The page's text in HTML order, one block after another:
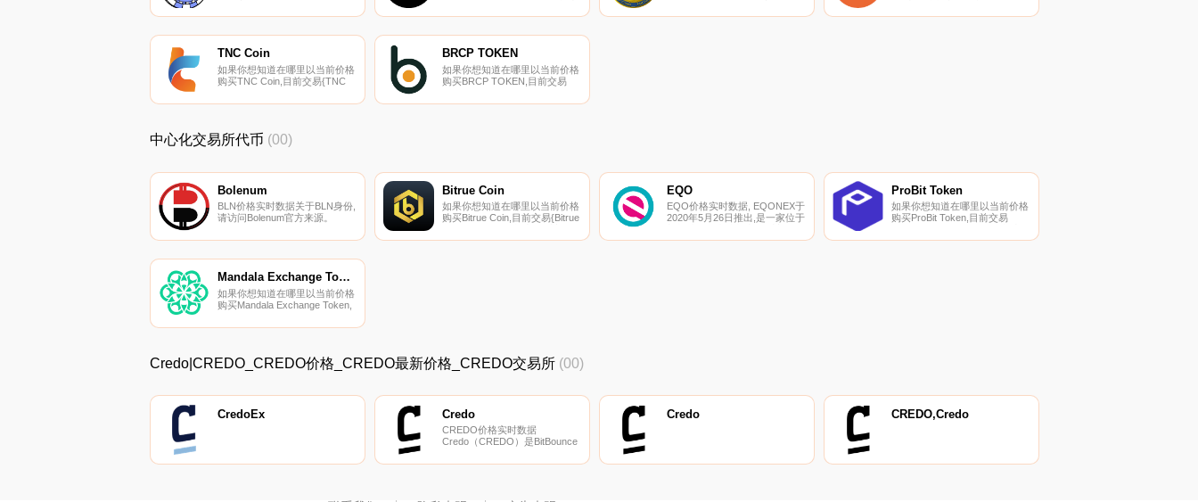
Chip]股票的顶级加密货币交易
们的加密货币交易所页面上找到
其他列表.
货币交易所是Uniswap（V2）。
Index旨在通过具有极高增长潜
力的高风险/回报新兴项目（主
要是DeFi行业）来寻找阿尔法.
{Brazil National Football Team
ShipChain目前的供应量为
TNC Coin
如果你想知道在哪里以当前价格
购买TNC Coin,目前交易{TNC
所是CoinTiger、XT.COM、
在我们的加密货币交易所页面上
找到其他列表.
BRCP TOKEN
如果你想知道在哪里以当前价格
购买BRCP TOKEN,目前交易
货币交易所是ProBit Global和
中心化交易所代币 (00)
Bolenum
BLN价格实时数据关于BLN身份,
请访问Bolenum官方来源。
Bitrue Coin
如果你想知道在哪里以当前价格
购买Bitrue Coin,目前交易{Bitrue
所是Bitrue和ProBit Global。您
EQO
EQO价格实时数据, EQONEX于
2020年5月26日推出,是一家位于
所。母公司Diginex是第一家在
ProBit Token
如果你想知道在哪里以当前价格
购买ProBit Token,目前交易
货币交易所是ProBit Global。您
Mandala Exchange Token
如果你想知道在哪里以当前价格
购买Mandala Exchange Token,
Token]股票的顶级加密货币交易
上找到其他列表。曼达拉交易所
于2020年12月开始交易.
Credo|CREDO_CREDO价格_CREDO最新价格_CREDO交易所 (00)
CredoEx Credo
CREDO价格实时数据
Credo（CREDO）是BitBounce
Credo交易所的本地货币.
Credo CREDO,Credo